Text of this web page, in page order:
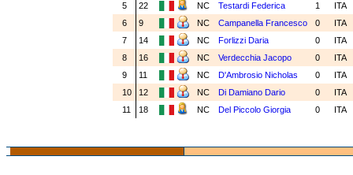
5
22 NC Testardi Federica 1 ITA
6
9 NC Campanella Francesco 0 ITA
7
14 NC Forlizzi Daria 0 ITA
8
16 NC Verdecchia Jacopo 0 ITA
9
11 NC D'Ambrosio Nicholas 0 ITA
10
12 NC Di Damiano Dario 0 ITA
11
18 NC Del Piccolo Giorgia 0 ITA